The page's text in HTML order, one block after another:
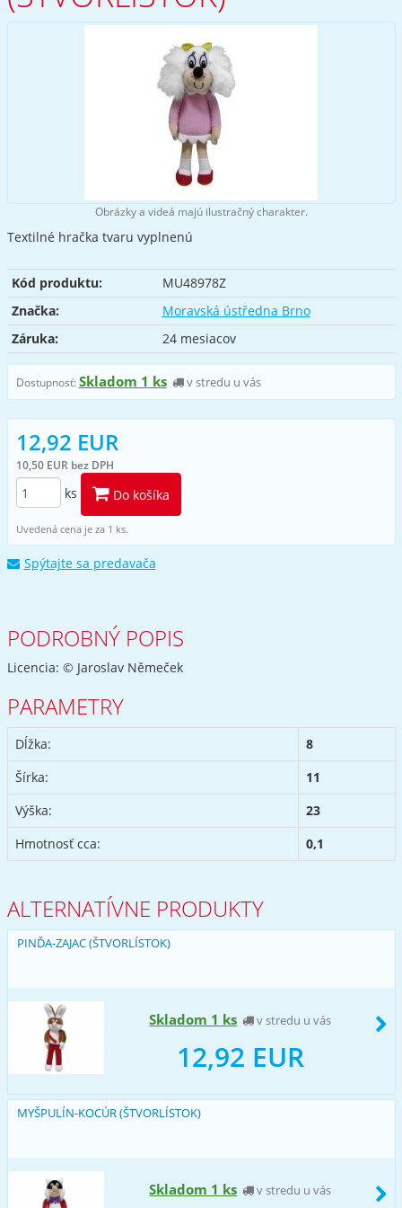
Obrázky a videá majú ilustračný charakter.
Textilné hračka tvaru vyplnenú
Kód produktu:
MU48978Z
Značka:
Moravská ústředna Brno
Záruka:
24 mesiacov
Dostupnosť:Skladom 1 ks v stredu u vás
12,92 EUR
10,50 EUR bez DPH
ks Do košíka
Uvedená cena je za 1 ks.
Spýtajte sa predavača
PODROBNÝ POPIS
Licencia: © Jaroslav Němeček
PARAMETRY
Dĺžka:
8
Šírka:
11
Výška:
23
Hmotnosť cca:
0,1
ALTERNATÍVNE PRODUKTY
PINĎA-ZAJAC (ŠTVORLÍSTOK)
Skladom 1 ks v stredu u vás
12,92 EUR
MYŠPULÍN-KOCÚR (ŠTVORLÍSTOK)
Skladom 1 ks v stredu u vás